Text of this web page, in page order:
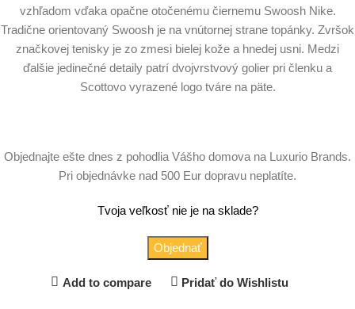
vzhľadom vďaka opačne otočenému čiernemu Swoosh Nike.
Tradične orientovaný Swoosh je na vnútornej strane topánky. Zvršok
značkovej tenisky je zo zmesi bielej kože a hnedej usni. Medzi
ďalšie jedinečné detaily patrí dvojvrstvový golier pri členku a
Scottovo vyrazené logo tváre na päte.
Objednajte ešte dnes z pohodlia Vášho domova na Luxurio Brands.
Pri objednávke nad 500 Eur dopravu neplatíte.
Tvoja veľkosť nie je na sklade?
Objednať
Add to compare Pridať do Wishlistu